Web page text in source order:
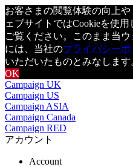
お客さまの閲覧体験の向上
ェブサイトではCookieを使
ご覧ください。このまま当
には、当社のプライバシーポ
いただいたものとみなします
OK
Campaign UK
Campaign US
Campaign ASIA
Campaign Canada
Campaign RED
アカウント
Account